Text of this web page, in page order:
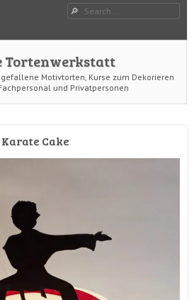
Search
Tortenwerkstatt
Motivtorten, Kurse zum Dekorieren
und Privatpersonen
Karate Cake